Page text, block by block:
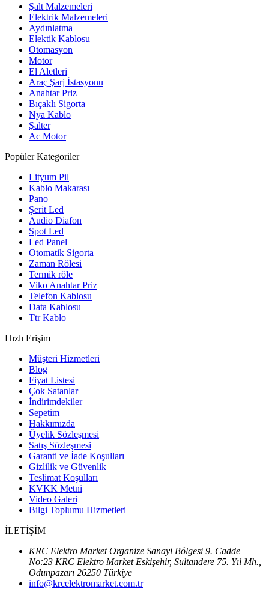
Şalt Malzemeleri
Elektrik Malzemeleri
Aydınlatma
Elektik Kablosu
Otomasyon
Motor
El Aletleri
Araç Şarj İstasyonu
Anahtar Priz
Bıçaklı Sigorta
Nya Kablo
Şalter
Ac Motor
Popüler Kategoriler
Lityum Pil
Kablo Makarası
Pano
Şerit Led
Audio Diafon
Spot Led
Led Panel
Otomatik Sigorta
Zaman Rölesi
Termik röle
Viko Anahtar Priz
Telefon Kablosu
Data Kablosu
Ttr Kablo
Hızlı Erişim
Müşteri Hizmetleri
Blog
Fiyat Listesi
Çok Satanlar
İndirimdekiler
Sepetim
Hakkımızda
Üyelik Sözleşmesi
Satış Sözleşmesi
Garanti ve İade Koşulları
Gizlilik ve Güvenlik
Teslimat Koşulları
KVKK Metni
Video Galeri
Bilgi Toplumu Hizmetleri
İLETİŞİM
KRC Elektro Market Organize Sanayi Bölgesi 9. Cadde
No:23 KRC Elektro Market Eskişehir, Sultandere 75. Yıl Mh.,
Odunpazarı 26250 Türkiye
info@krcelektromarket.com.tr